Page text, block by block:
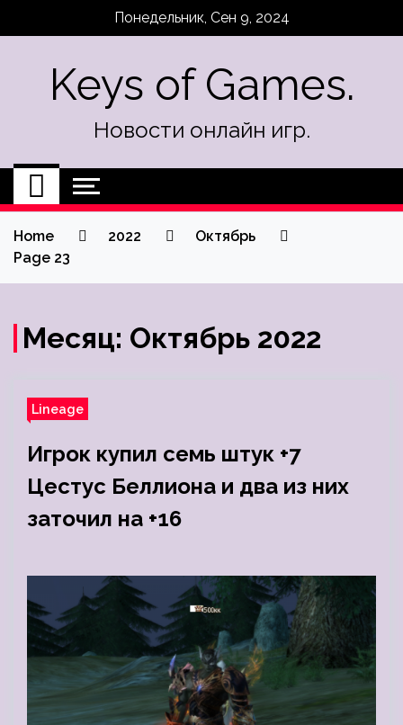
Понедельник, Сен 9, 2024
Keys of Games.
Новости онлайн игр.
Home 2022
Октябрь
Page 23
Месяц: Октябрь 2022
Lineage
Игрок купил семь штук +7
Цестус Беллиона и два из них
заточил на +16